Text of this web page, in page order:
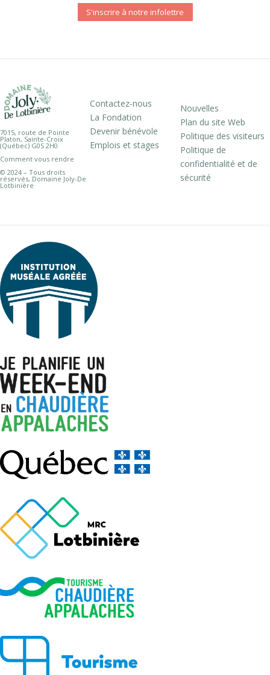
S'inscrire à notre infolettre
7015, route de Pointe
Platon, Sainte-Croix
(Québec) G0S 2H0
Comment vous rendre
© 2024 – Tous droits
réservés, Domaine Joly-De
Lotbinière
Contactez-nous
La Fondation
Devenir bénévole
Emplois et stages
Nouvelles
Plan du site Web
Politique des visiteurs
Politique de
confidentialité et de
sécurité